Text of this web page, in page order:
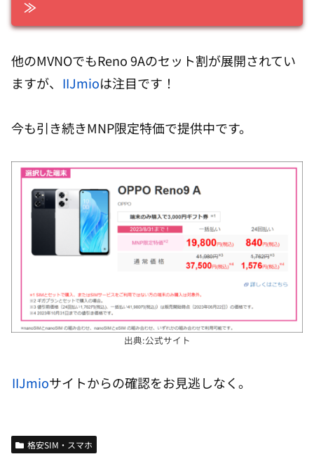
≫
他のMVNOでもReno 9Aのセット割が展開されてい
ますが、 IIJmioは注目です！
今も引き続きMNP限定特価で提供中です。
出典:公式サイト
IIJmioサイトからの確認をお見逃しなく。
格安SIM・スマホ